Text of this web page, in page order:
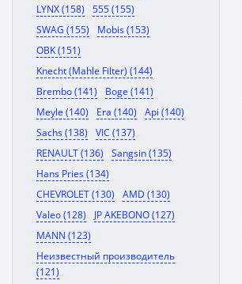
LYNX (158)
555 (155)
SWAG (155)
Mobis (153)
OBK (151)
Knecht (Mahle Filter) (144)
Brembo (141)
Boge (141)
Meyle (140)
Era (140)
Api (140)
Sachs (138)
VIC (137)
RENAULT (136)
Sangsin (135)
Hans Pries (134)
CHEVROLET (130)
AMD (130)
Valeo (128)
JP AKEBONO (127)
MANN (123)
Неизвестный производитель
(121)